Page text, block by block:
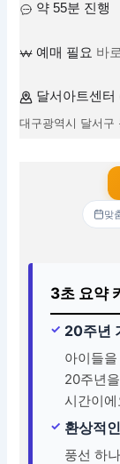
약 55분 진행
예매 필요 바
달서아트센터
대구광역시 달서구
맞
3초 요약
20주년
아이들
20주년
시간이에
환상적
풍선 하